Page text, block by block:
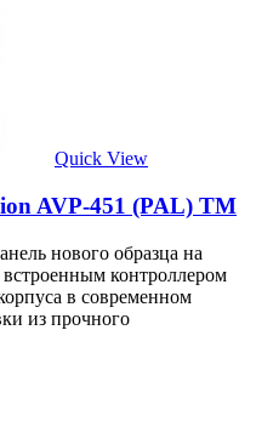
Quick View
AVP-451 (PAL) ТМ
нового образца на
контроллером
в современном
из прочного